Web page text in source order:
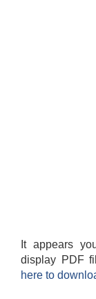
It appears
display PDF
here to